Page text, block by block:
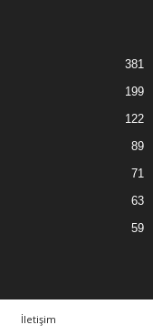
381
199
122
89
71
63
59
İletişim